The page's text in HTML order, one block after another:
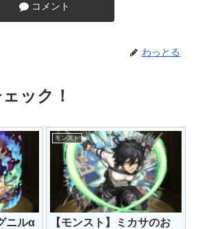
コメント
わっとる
ック！
ニルα
モンスト
【モンスト】ミカサのお